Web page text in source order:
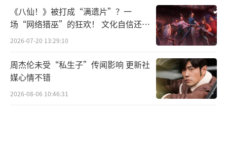
《八仙！》被打成“满遗片”？一
场“网络猎巫”的狂欢！ 文化自信还是
焦虑？
2026-07-20 13:29:10
周杰伦未受“私生子”传闻影响 更新社
媒心情不错
2026-08-06 10:46:31